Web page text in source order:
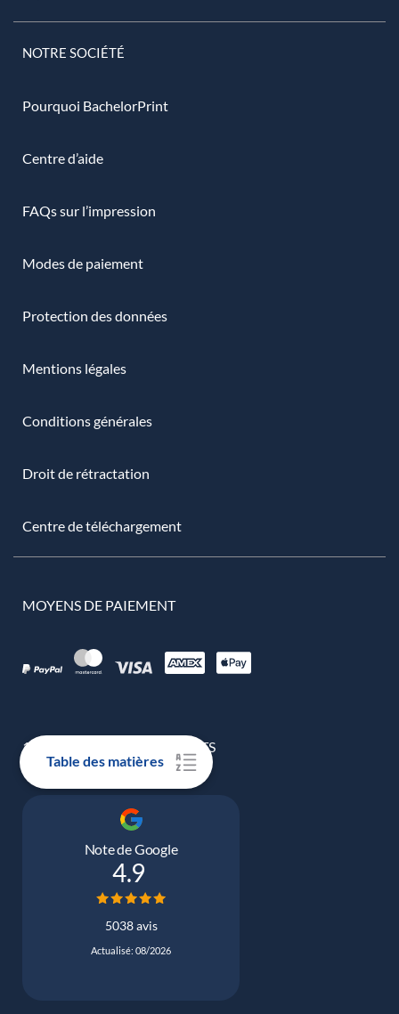
Table des matières
NOTRE SOCIÉTÉ
Pourquoi BachelorPrint
Centre d’aide
FAQs sur l’impression
Modes de paiement
Protection des données
Mentions légales
Conditions générales
Droit de rétractation
Centre de téléchargement
MOYENS DE PAIEMENT
100 % DE VRAIS AVIS CLIENTS
Note de Google
4.9
5038 avis
Actualisé: 08/2026